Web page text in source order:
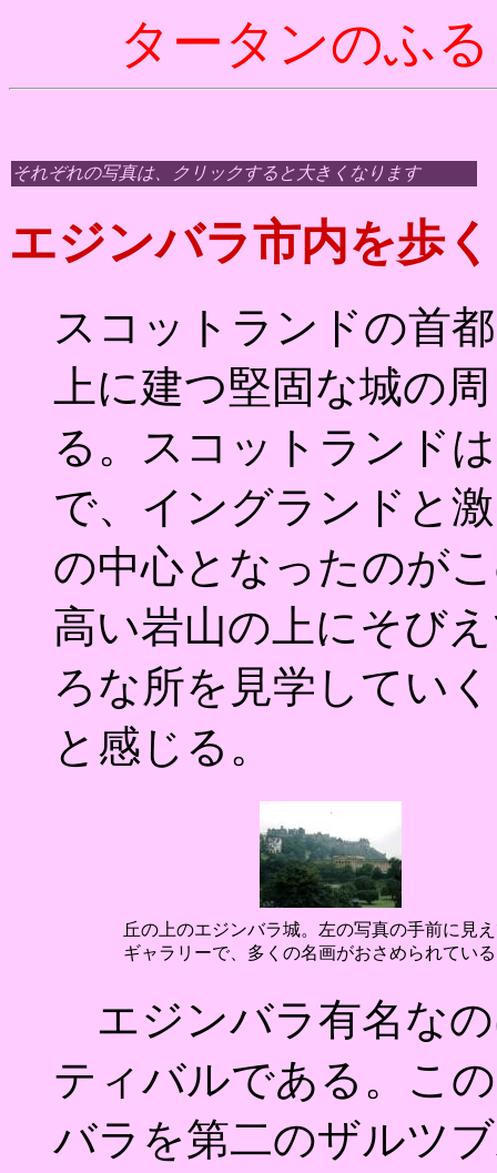
タータンのふ
それぞれの写真は、クリックすると大きくなります
エジンバラ市内を歩く
スコットランドの首
上に建つ堅固な城の
る。スコットランド
で、イングランドと
の中心となったのが
高い岩山の上にそび
ろな所を見学してい
と感じる。
丘の上のエジンバラ城。左の写真の手前に見
ギャラリーで、多くの名画がおさめられてい
エジンバラ有名な
ティバルである。こ
バラを第二のザルツ